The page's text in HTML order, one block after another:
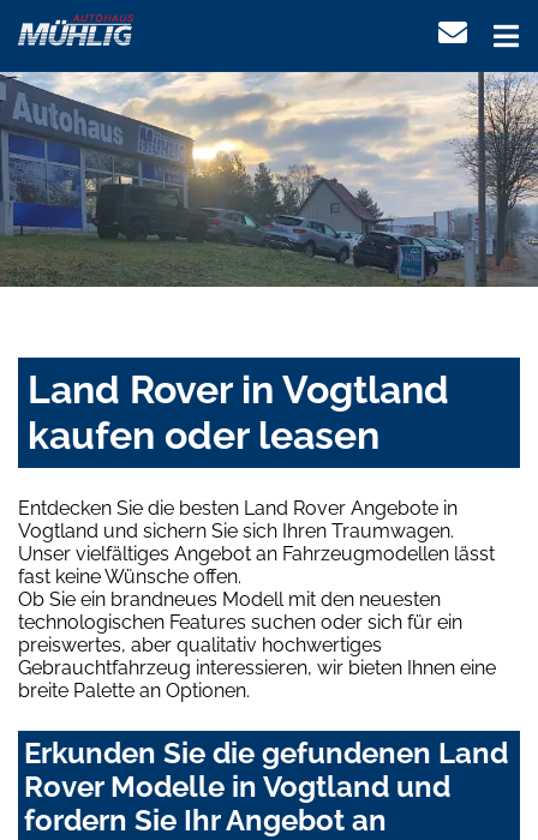
Land Rover in Vogtland
kaufen oder leasen
Entdecken Sie die besten Land Rover Angebote in
Vogtland und sichern Sie sich Ihren Traumwagen.
Unser vielfältiges Angebot an Fahrzeugmodellen lässt
fast keine Wünsche offen.
Ob Sie ein brandneues Modell mit den neuesten
technologischen Features suchen oder sich für ein
preiswertes, aber qualitativ hochwertiges
Gebrauchtfahrzeug interessieren, wir bieten Ihnen eine
breite Palette an Optionen.
Erkunden Sie die gefundenen Land
Rover Modelle in Vogtland und
fordern Sie Ihr Angebot an